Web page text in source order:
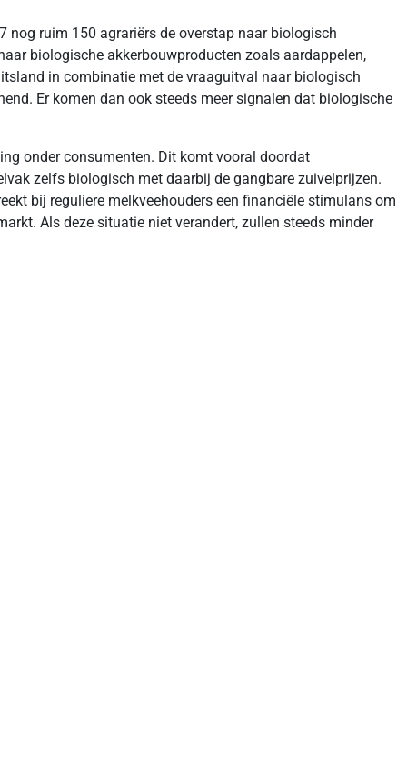
nog ruim 150 agrariërs de overstap naar biologisch
biologische akkerbouwproducten zoals aardappelen,
in combinatie met de vraaguitval naar biologisch
Er komen dan ook steeds meer signalen dat biologische
onder consumenten. Dit komt vooral doordat
zelfs biologisch met daarbij de gangbare zuivelprijzen.
bij reguliere melkveehouders een financiële stimulans om
Als deze situatie niet verandert, zullen steeds minder